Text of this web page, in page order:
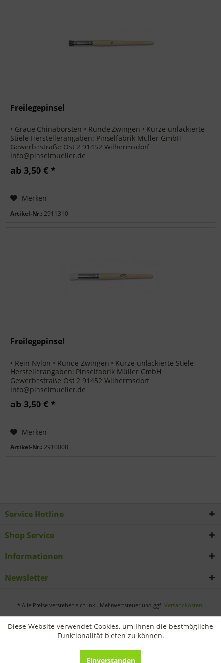
Freilegepinsel
• Graue Chinaborsten • Runde Zwingen • Kurze unlackierte
Stiele Herstellerangaben: Pinselfabrik Müller GmbH
Gewerbestraße Ost 2 91452 Wilhermsdorf
info@pinselmueller.de
ab 3,50 € *
Merken
Artikel-Nr.:2911310
Freilegepinsel
• Rein Nylon • Runde Zwingen • Kurze unlackierte Stiele
Herstellerangaben: Pinselfabrik Müller GmbH
Gewerbestraße Ost 2 91452 Wilhermsdorf
info@pinselmueller.de
ab 3,50 € *
Merken
Artikel-Nr.:2910008
Service Hotline
Shop Service
Informationen
Newsletter
* Alle Preise verstehen sich inkl. Mehrwertsteuer und ggf. Versandkosten
Diese Website verwendet Cookies, um Ihnen die bestmögliche
Funktionalität bieten zu können.
Einverstanden